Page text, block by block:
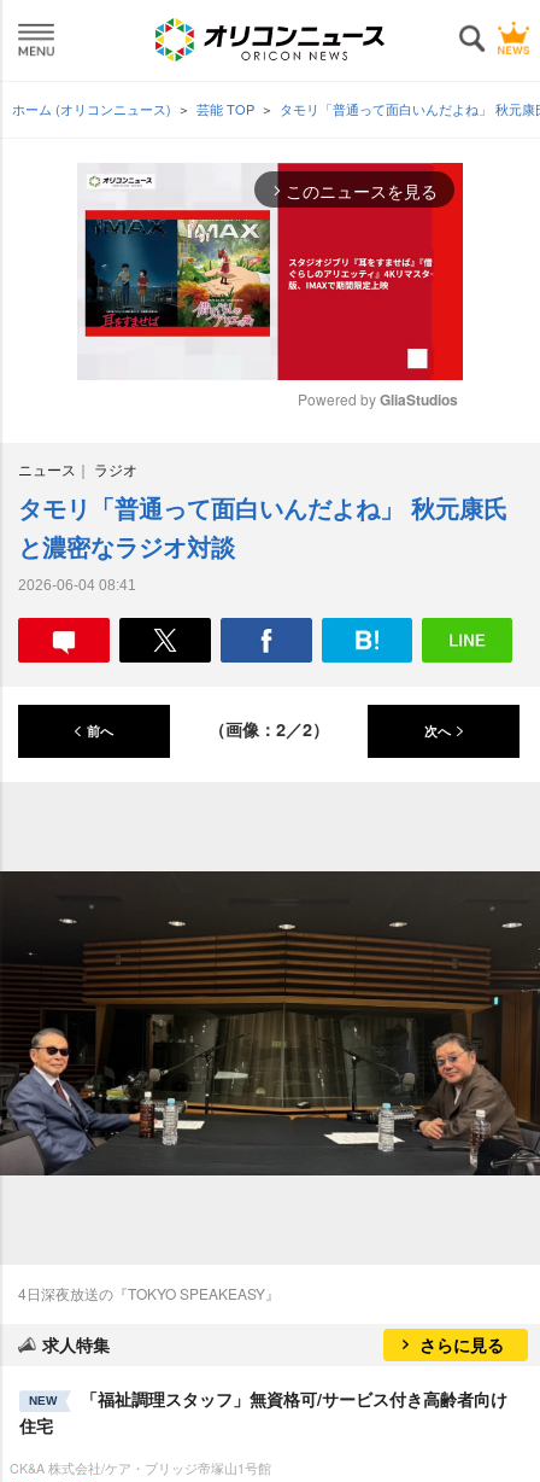
ホーム (オリコンニュース) 芸能 TOP タモリ「普通って面白いんだよね」 秋元
arrow_forward_ios このニュースを見る
e
Powered by GliaStudios
ニュース ラジオ
タモリ「普通って面白いんだよね」 秋元康氏
と濃密なラジオ対談
2026-06-04 08:41
前へ （画像：2／2） 次へ
4日深夜放送の『TOKYO SPEAKEASY』
求人特集 さらに見る
NEW
「福祉調理スタッフ」無資格可/サービス付き高齢者向け
住宅
CK&A 株式会社/ケア・ブリッジ帝塚山1号館